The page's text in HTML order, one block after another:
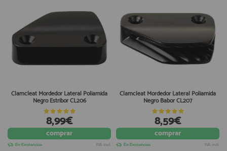
Clamcleat Mordedor Lateral Poliamida
Negro Estribor CL206
8,99€
comprar
En Existencias IVA incl.
Clamcleat Mordedor Lateral Poliamida
Negro Babor CL207
8,59€
comprar
En Existencias IVA incl.